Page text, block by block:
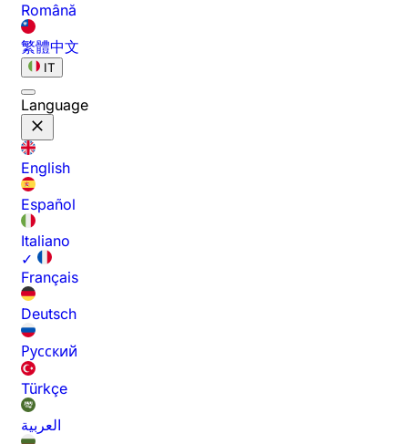
Română
繁體中文
IT
Language
English
Español
Italiano
✓
Français
Deutsch
Русский
Türkçe
العربية